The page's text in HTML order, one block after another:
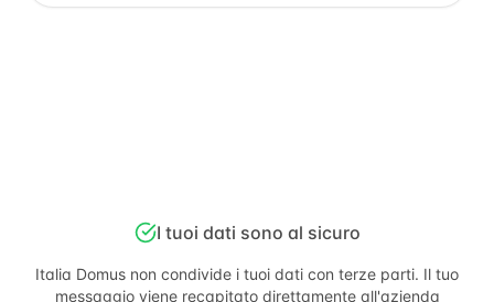
I tuoi dati sono al sicuro
Italia Domus non condivide i tuoi dati con terze parti. Il tuo
messaggio viene recapitato direttamente all'azienda